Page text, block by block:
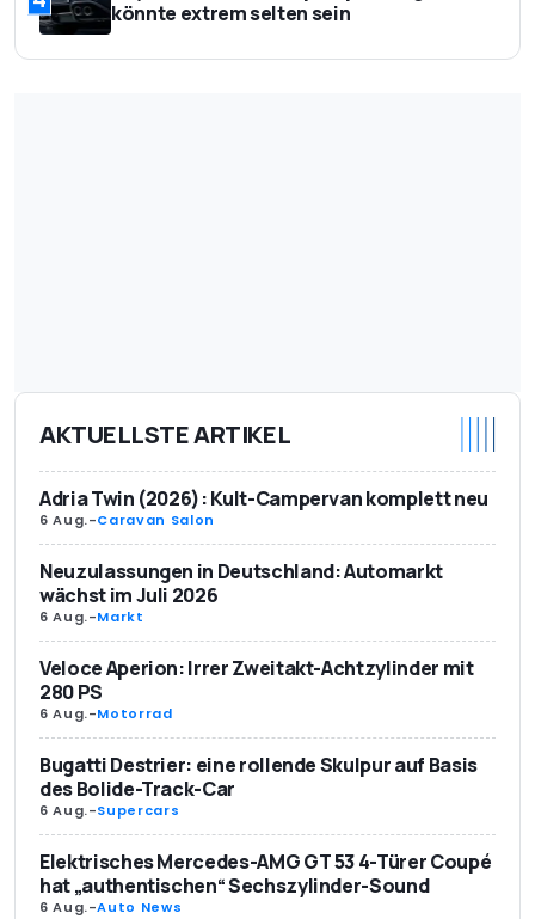
könnte extrem selten sein
AKTUELLSTE ARTIKEL
Adria Twin (2026): Kult-Campervan komplett neu
6 Aug.-Caravan Salon
Neuzulassungen in Deutschland: Automarkt
wächst im Juli 2026
6 Aug.-Markt
Veloce Aperion: Irrer Zweitakt-Achtzylinder mit
280 PS
6 Aug.-Motorrad
Bugatti Destrier: eine rollende Skulpur auf Basis
des Bolide-Track-Car
6 Aug.-Supercars
Elektrisches Mercedes-AMG GT 53 4-Türer Coupé
hat „authentischen“ Sechszylinder-Sound
6 Aug.-Auto News